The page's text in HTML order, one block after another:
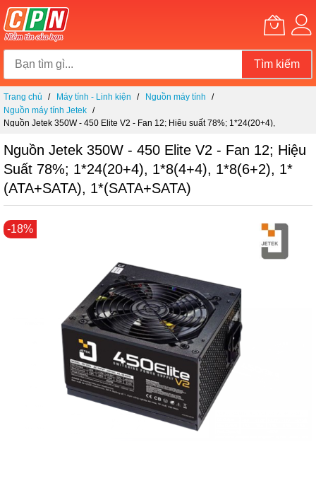
Tìm kiếm
Chuyển
đến
nội
Trang chủ Máy tính - Linh kiện
Nguồn máy tính
Nguồn máy tính Jetek
Nguồn Jetek 350W - 450 Elite V2 - Fan 12; Hiệu suất 78%; 1*24(20+4),
Nguồn Jetek 350W - 450 Elite V2 - Fan 12; Hiệu
Suất 78%; 1*24(20+4), 1*8(4+4), 1*8(6+2), 1*
(ATA+SATA), 1*(SATA+SATA)
Chuyển
đến
-18%